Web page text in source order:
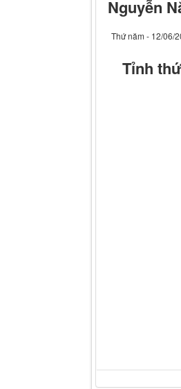
Nguyễn
Thứ năm - 12/06/
Tỉnh